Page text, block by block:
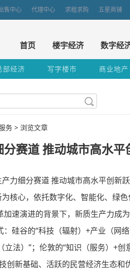
售中心 代理中心 求租求购 五星商铺
首页 楼宇经济 数字经
部经济 写字楼市 商业地产
务 > 浏览文章
赛道 推动城市高水平
力细分赛道 推动城市高水平创新
心，依托数字化、智能化、绿
速演进的背景下，新质生产力成
硅谷的“科技（辐射）+产业（网
法）”；伦敦的“知识（服务）+
创新基础、活跃的民营经济生态